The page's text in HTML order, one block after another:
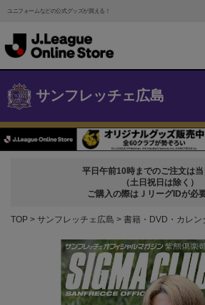
ユニフォームなどの公式グッズが買える！
サンフレッチェ広島
平日午前10時までのご注文は当
（土日祝日は除く）
ご購入の際はＪリーグIDが必
TOP サンフレッチェ広島 書籍・DVD・カレン